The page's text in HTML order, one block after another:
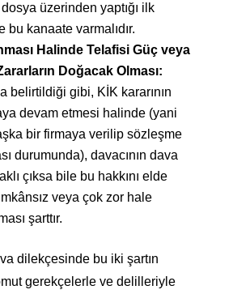
üzerinden yaptığı ilk
bu kanaate varmalıdır.
Halinde Telafisi Güç veya
Doğacak Olması:
belirtildiği gibi, KİK kararının
devam etmesi halinde (yani
bir firmaya verilip sözleşme
durumunda), davacının dava
çıksa bile bu hakkını elde
veya çok zor hale
şarttır.
dilekçesinde bu iki şartın
gerekçelerle ve delilleriyle